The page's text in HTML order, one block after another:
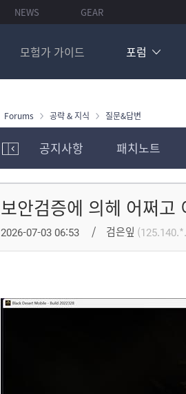
NEWS GEAR
모험가 가이드 포럼
모
험
가
럼
테
고
보
공지사항 패치노트
Forums 공략 & 지식 질문&답변
보안검증에 의헤 어쩌고
2026-07-03 06:53 검은잎